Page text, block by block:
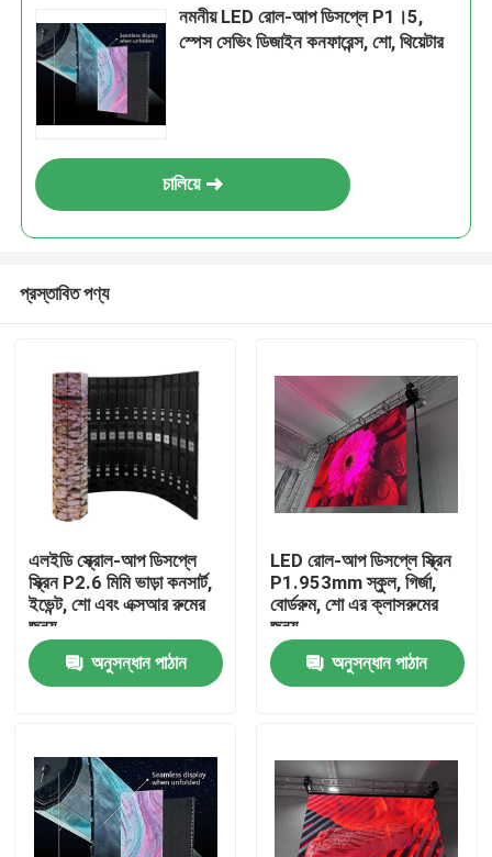
পণ্য
ভিআর শো
নমনীয় LED রোল-আপ ডিসপ্লে P1।5,
স্পেস সেভিং ডিজাইন কনফারেন্স, শো, থিয়েটার
চালিয়ে
প্রস্তাবিত পণ্য
এলইডি স্ক্রোল-আপ ডিসপ্লে
স্ক্রিন P2.6 মিমি ভাড়া কনসার্ট,
ইভেন্ট, শো এবং এক্সআর রুমের
জন্য
অনুসন্ধান পাঠান
LED রোল-আপ ডিসপ্লে স্ক্রিন
P1.953mm স্কুল, গির্জা,
বোর্ডরুম, শো এর ক্লাসরুমের
জন্য
অনুসন্ধান পাঠান